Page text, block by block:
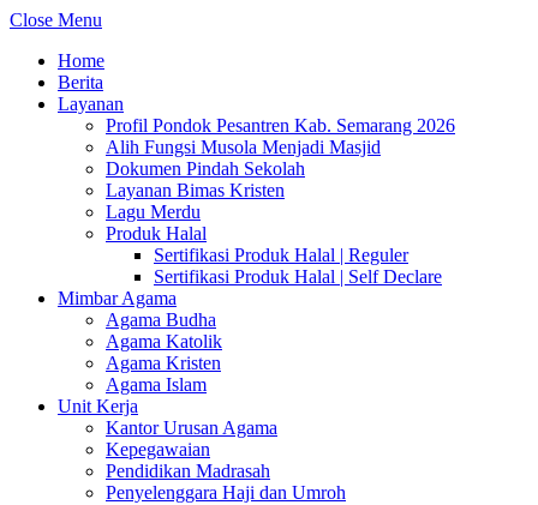
Close Menu
Home
Berita
Layanan
Profil Pondok Pesantren Kab. Semarang 2026
Alih Fungsi Musola Menjadi Masjid
Dokumen Pindah Sekolah
Layanan Bimas Kristen
Lagu Merdu
Produk Halal
Sertifikasi Produk Halal | Reguler
Sertifikasi Produk Halal | Self Declare
Mimbar Agama
Agama Budha
Agama Katolik
Agama Kristen
Agama Islam
Unit Kerja
Kantor Urusan Agama
Kepegawaian
Pendidikan Madrasah
Penyelenggara Haji dan Umroh